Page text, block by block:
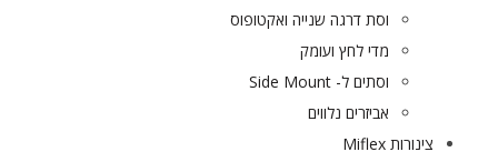
וסת דרגה שנייה ואקטופוס
מדי לחץ ועומק
וסתים ל- Side Mount
אביזרים נלווים
צינורות Miflex